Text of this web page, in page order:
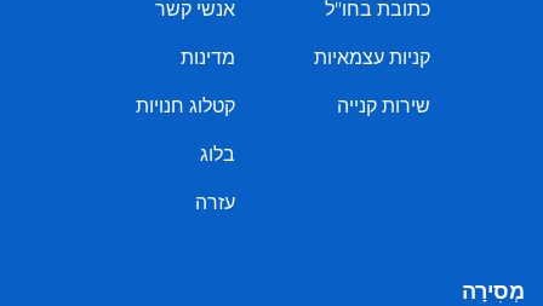
כתובת בחו"ל
קניות עצמאיות
שירות קנייה
אנשי קשר
מדינות
קטלוג חנויות
בלוג
עזרה
מְסִירָה